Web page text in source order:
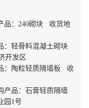
品：240砌块 收货地
：轻骨料混凝土砌块
开发区
：陶粒轻质隔墙板 收
产品：石膏轻质隔墙
园1号